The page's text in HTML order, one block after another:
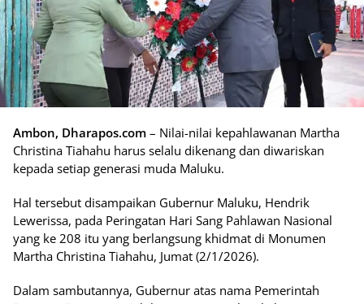
Ambon, Dharapos.com – Nilai-nilai kepahlawanan Martha
Christina Tiahahu harus selalu dikenang dan diwariskan
kepada setiap generasi muda Maluku.
Hal tersebut disampaikan Gubernur Maluku, Hendrik
Lewerissa, pada Peringatan Hari Sang Pahlawan Nasional
yang ke 208 itu yang berlangsung khidmat di Monumen
Martha Christina Tiahahu, Jumat (2/1/2026).
Dalam sambutannya, Gubernur atas nama Pemerintah